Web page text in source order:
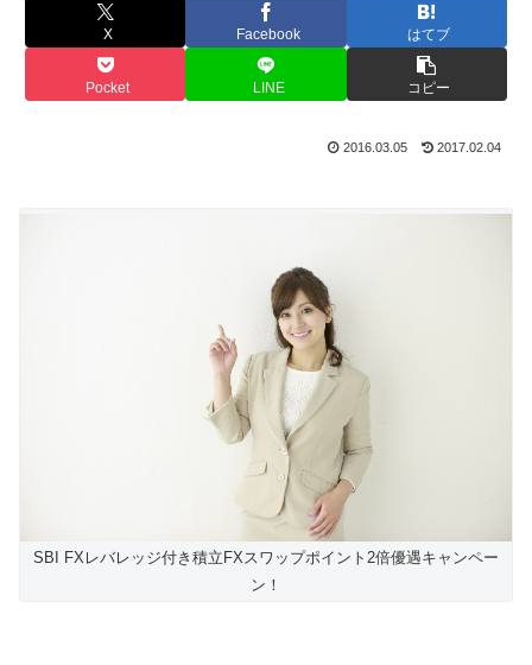
X Facebook はてブ
Pocket LINE コピー
2016.03.05 2017.02.04
SBI FXレバレッジ付き積立FXスワップポイント2倍優遇キャンペー
ン！